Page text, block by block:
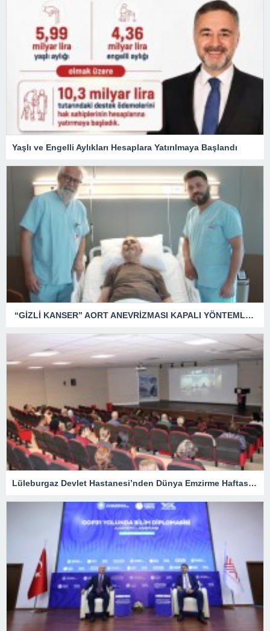
Yaşlı ve Engelli Aylıkları Hesaplara Yatırılmaya Başlandı
“GİZLİ KANSER” AORT ANEVRİZMASI KAPALI YÖNTEMLE TEDAVİ EDİLDİ
Lüleburgaz Devlet Hastanesi’nden Dünya Emzirme Haftası Katılımı